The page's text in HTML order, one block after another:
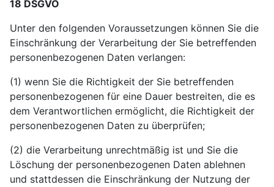
18 DSGVO
Unter den folgenden Voraussetzungen können Sie die
Einschränkung der Verarbeitung der Sie betreffenden
personenbezogenen Daten verlangen:
(1) wenn Sie die Richtigkeit der Sie betreffenden
personenbezogenen für eine Dauer bestreiten, die es
dem Verantwortlichen ermöglicht, die Richtigkeit der
personenbezogenen Daten zu überprüfen;
(2) die Verarbeitung unrechtmäßig ist und Sie die
Löschung der personenbezogenen Daten ablehnen
und stattdessen die Einschränkung der Nutzung der